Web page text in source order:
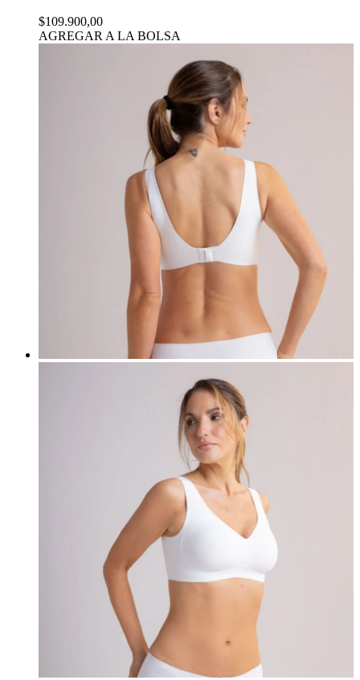
$109.900,00
AGREGAR A LA BOLSA